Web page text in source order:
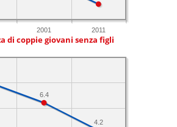
2001 2011
di coppie giovani senza figli
4.2
6.4